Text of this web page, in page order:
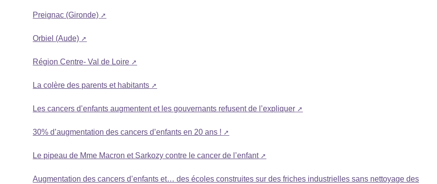
Preignac (Gironde)
Orbiel (Aude)
Région Centre- Val de Loire
La colère des parents et habitants
Les cancers d’enfants augmentent et les gouvernants refusent de l’expliquer
30% d’augmentation des cancers d’enfants en 20 ans !
Le pipeau de Mme Macron et Sarkozy contre le cancer de l’enfant
Augmentation des cancers d’enfants et… des écoles construites sur des friches industrielles sans nettoyage des